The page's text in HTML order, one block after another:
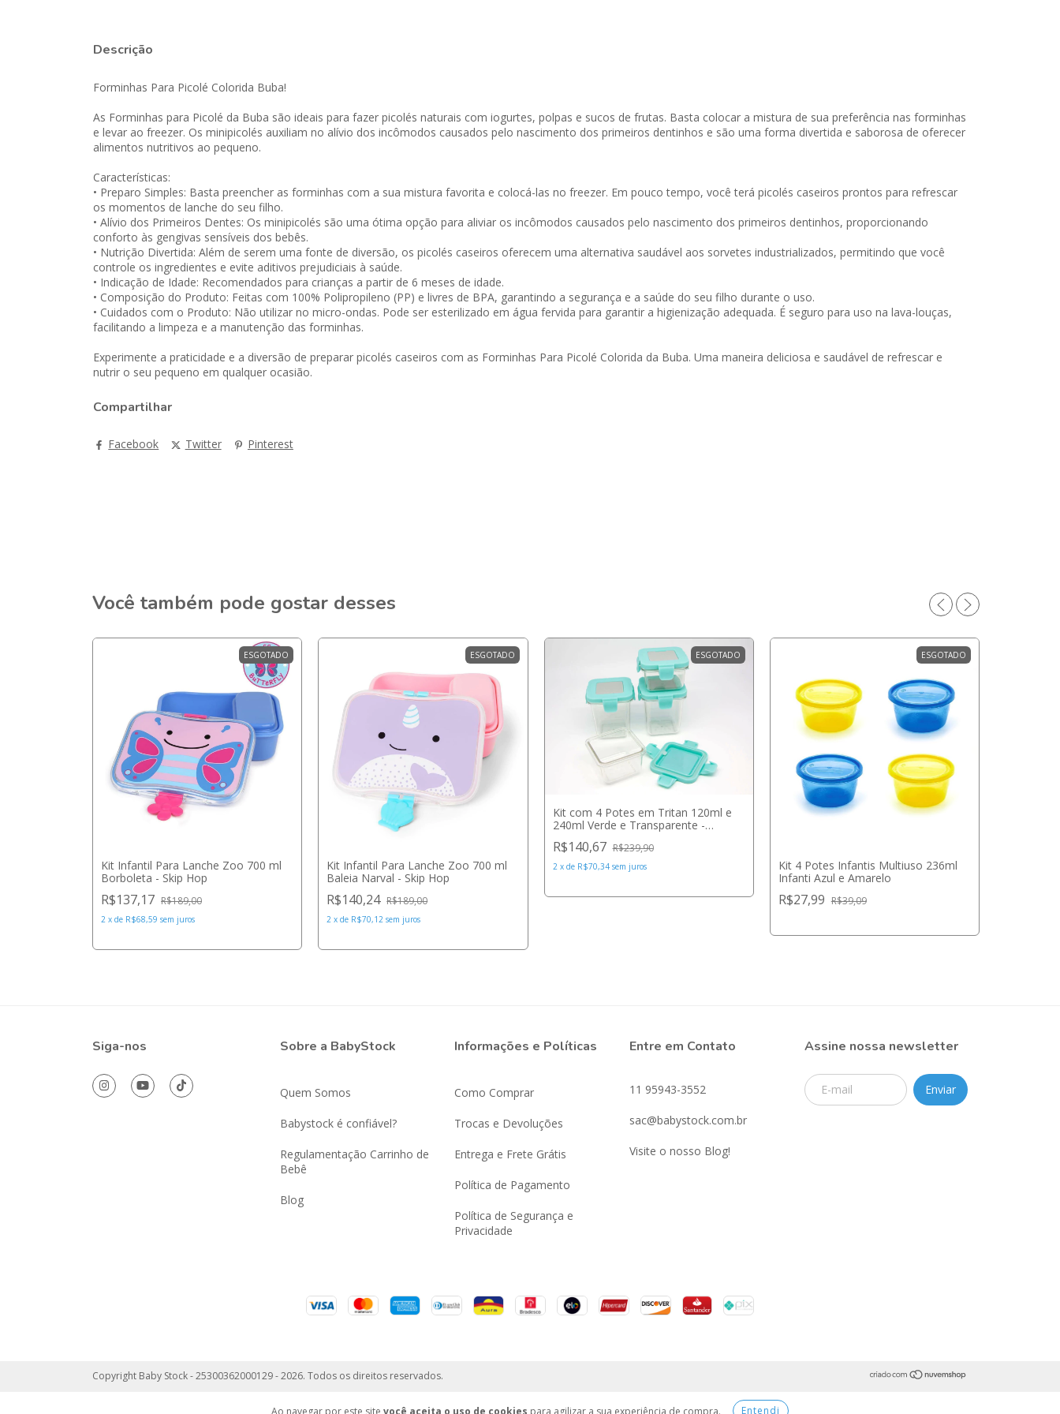
Ao navegar por este site você aceita o uso de cookies para agilizar a sua experiência de compra. Entendi
Descrição
Forminhas Para Picolé Colorida Buba!
As Forminhas para Picolé da Buba são ideais para fazer picolés naturais com iogurtes, polpas e sucos de frutas. Basta colocar a mistura de sua preferência nas forminhas
e levar ao freezer. Os minipicolés auxiliam no alívio dos incômodos causados pelo nascimento dos primeiros dentinhos e são uma forma divertida e saborosa de oferecer
alimentos nutritivos ao pequeno.
Características:
• Preparo Simples: Basta preencher as forminhas com a sua mistura favorita e colocá-las no freezer. Em pouco tempo, você terá picolés caseiros prontos para refrescar
os momentos de lanche do seu filho.
• Alívio dos Primeiros Dentes: Os minipicolés são uma ótima opção para aliviar os incômodos causados pelo nascimento dos primeiros dentinhos, proporcionando
conforto às gengivas sensíveis dos bebês.
• Nutrição Divertida: Além de serem uma fonte de diversão, os picolés caseiros oferecem uma alternativa saudável aos sorvetes industrializados, permitindo que você
controle os ingredientes e evite aditivos prejudiciais à saúde.
• Indicação de Idade: Recomendados para crianças a partir de 6 meses de idade.
• Composição do Produto: Feitas com 100% Polipropileno (PP) e livres de BPA, garantindo a segurança e a saúde do seu filho durante o uso.
• Cuidados com o Produto: Não utilizar no micro-ondas. Pode ser esterilizado em água fervida para garantir a higienização adequada. É seguro para uso na lava-louças,
facilitando a limpeza e a manutenção das forminhas.
Experimente a praticidade e a diversão de preparar picolés caseiros com as Forminhas Para Picolé Colorida da Buba. Uma maneira deliciosa e saudável de refrescar e
nutrir o seu pequeno em qualquer ocasião.
Compartilhar
Facebook Twitter Pinterest
Você também pode gostar desses
ESGOTADO
Kit Infantil Para Lanche Zoo 700 ml
Borboleta - Skip Hop
R$137,17 R$189,00
2 x de R$68,59 sem juros
ESGOTADO
Kit Infantil Para Lanche Zoo 700 ml
Baleia Narval - Skip Hop
R$140,24 R$189,00
2 xde R$70,12 sem juros
ESGOTADO
Kit com 4 Potes em Tritan 120ml e
240ml Verde e Transparente -
R$140,67 R$239,90
2 x de R$70,34 sem juros
ESGOTADO
Kit 4 Potes Infantis Multiuso 236ml
Infanti Azul e Amarelo
R$27,99 R$39,09
Siga-nos Sobre a BabyStock
Quem Somos
Babystock é confiável?
Regulamentação Carrinho de
Bebê
Blog
Informações e Políticas
Como Comprar
Trocas e Devoluções
Entrega e Frete Grátis
Política de Pagamento
Política de Segurança e
Privacidade
Entre em Contato
11 95943-3552
sac@babystock.com.br
Visite o nosso Blog!
Assine nossa newsletter
Copyright Baby Stock - 25300362000129 - 2026. Todos os direitos reservados.